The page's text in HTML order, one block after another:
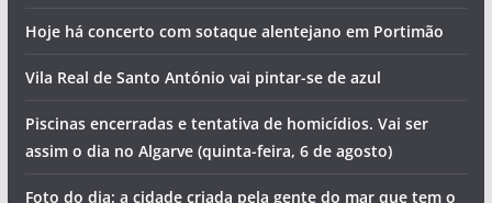
Hoje há concerto com sotaque alentejano em Portimão
Vila Real de Santo António vai pintar-se de azul
Piscinas encerradas e tentativa de homicídios. Vai ser
assim o dia no Algarve (quinta-feira, 6 de agosto)
Foto do dia: a cidade criada pela gente do mar que tem o